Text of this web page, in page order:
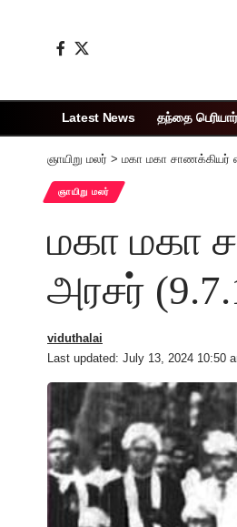
Latest News தந்தை பெரியார்
ஞாயிறு மலர் > மகா மகா சாணக்கியர்
ஞாயிறு மலர்
மகா மகா
அரசர்
Last updated: July 13, 2024 10:50
viduthalai